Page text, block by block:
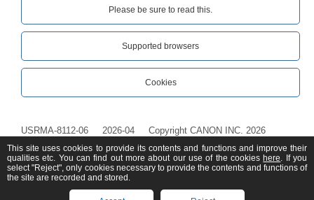
Please be sure to read this.‎
Supported browsers
Cookies
USRMA-8112-06 2026-04 Copyright CANON INC. 2026
This site uses cookies to provide its contents and functions and improve their
qualities etc. You can find out more about our use of the cookies here. If you
select "Reject", only cookies necessary to provide the contents and functions of
the site are recorded and stored.